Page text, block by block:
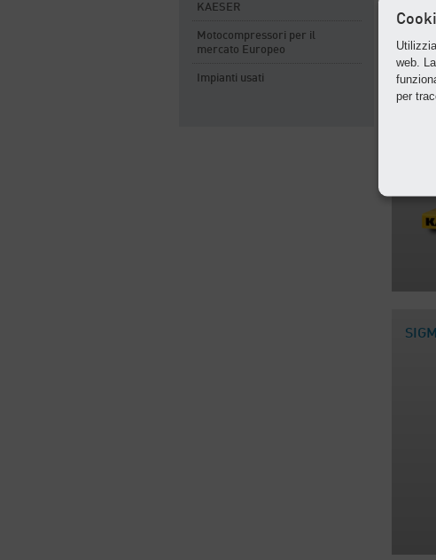
KAESER
Motocompressori per il
mercato Europeo
Impianti usati
web.
per